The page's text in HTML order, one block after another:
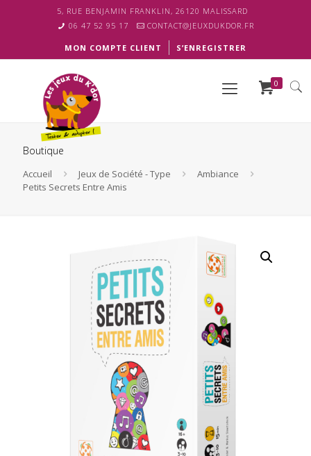
5, RUE BENJAMIN FRANKLIN, 26120 MALISSARD
06 47 52 95 17
CONTACT@JEUXDUKDOR.FR
MON COMPTE CLIENT S’ENREGISTRER
0
Boutique
Accueil Jeux de Société - Type
Ambiance
Petits Secrets Entre Amis